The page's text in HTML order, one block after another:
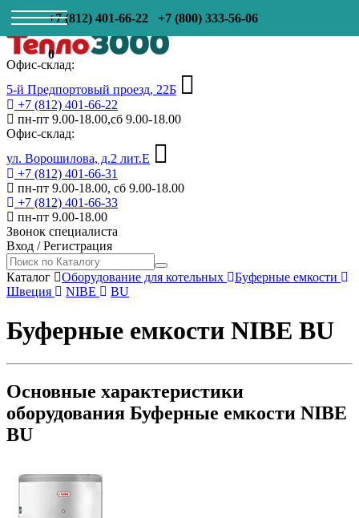
+7 (812) 401-66-22 +7 (800) 333-56-06
0
Офис-склад:
5-й Предпортовый проезд, 22Б
+7 (812) 401-66-22
пн-пт 9.00-18.00,сб 9.00-18.00
Офис-склад:
ул. Ворошилова, д.2 лит.Е
+7 (812) 401-66-31
пн-пт 9.00-18.00, сб 9.00-18.00
+7 (812) 401-66-33
пн-пт 9.00-18.00
Звонок специалиста
Вход /Регистрация
Каталог Оборудование для котельных
Буферные емкости
Швеция
NIBE BU
Буферные емкости NIBE BU
Основные характеристики
оборудования Буферные емкости NIBE
BU